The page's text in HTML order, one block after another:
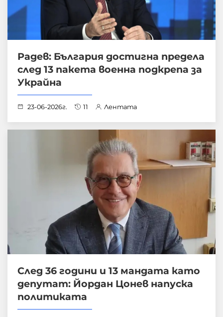
Радев: България достигна предела
след 13 пакета военна подкрепа за
Украйна
23-06-2026г. 11 Лентата
След 36 години и 13 мандата като
депутат: Йордан Цонев напуска
политиката